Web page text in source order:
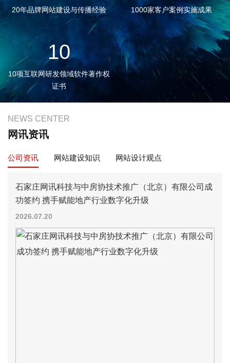
20年品牌网站建设与传播经验 1000家客户案例实施成果
10
10项互联网研发领域软件著作权
证书
NEWS CENTER
网讯资讯
公司资讯 网站建设知识 网站设计观点
石家庄网讯科技与中房协技术推广（北京）有限公司成
功签约 携手赋能地产行业数字化升级
2026.07.20